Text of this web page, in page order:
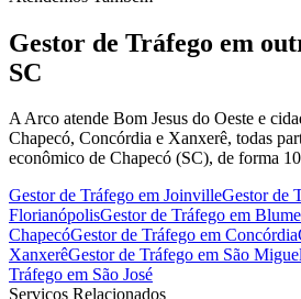
Gestor de Tráfego em
SC
A Arco atende Bom Jesus do Oeste e
Chapecó, Concórdia e Xanxerê, todas
econômico de Chapecó (SC), de forma
Gestor de Tráfego em JoinvilleGestor de
FlorianópolisGestor de Tráfego em
ChapecóGestor de Tráfego em Concórdia
XanxerêGestor de Tráfego em São
Tráfego em São José
Serviços Relacionados